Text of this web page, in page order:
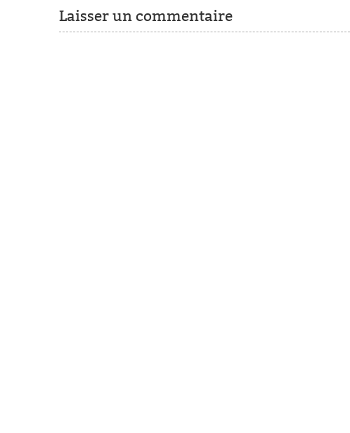
Laisser un commentaire